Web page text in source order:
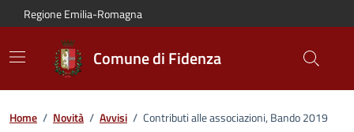
Vai al contenuto principale
Vai alla navigazione del sito
Vai al piede di pagina
Regione Emilia-Romagna
Comune di Fidenza
Home / Novità / Avvisi / Contributi alle associazioni, Bando 2019